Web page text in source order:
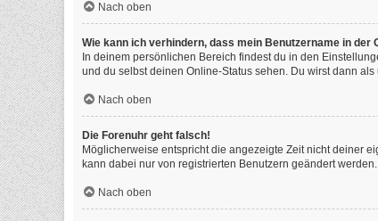
Nach oben
Wie kann ich verhindern, dass mein Benutzername in der
In deinem persönlichen Bereich findest du in den
und du selbst deinen Online-Status sehen. Du wirst dann
Nach oben
Die Forenuhr geht falsch!
Möglicherweise entspricht die angezeigte Zeit nicht deiner
kann dabei nur von registrierten Benutzern geändert
Nach oben